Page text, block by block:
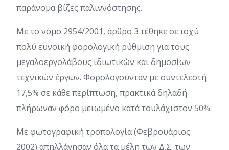
παράνομα βίζες παλιννόστησης.
Με το νόμο 2954/2001, άρθρο 3 τέθηκε σε ισχύ
πολύ ευνοϊκή φορολογική ρύθμιση για τους
μεγαλοεργολάβους ιδιωτικών και δημοσίων
τεχνικών έργων. Φορολογούνταν με συντελεστή
17,5% σε κάθε περίπτωση, πρακτικά δηλαδή
πλήρωναν φόρο μειωμένο κατά τουλάχιστον 50%.
Με φωτογραφική τροπολογία (Φεβρουάριος
2002) απηλλάγησαν όλα τα μέλη των Δ.Σ. των